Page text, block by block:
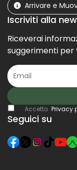
Arrivare e
Iscriviti alla
Riceverai
suggerimenti per
Accetto Privacy
Seguici su